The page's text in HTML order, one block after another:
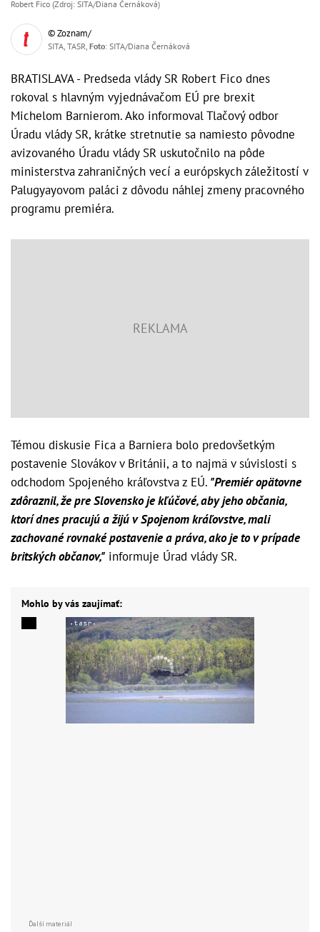
Robert Fico (Zdroj: SITA/Diana Černáková)
© Zoznam/
SITA, TASR, Foto: SITA/Diana Černáková
BRATISLAVA - Predseda vlády SR Robert Fico dnes
rokoval s hlavným vyjednávačom EÚ pre brexit
Michelom Barnierom. Ako informoval Tlačový odbor
Úradu vlády SR, krátke stretnutie sa namiesto pôvodne
avizovaného Úradu vlády SR uskutočnilo na pôde
ministerstva zahraničných vecí a európskych záležitostí v
Palugyayovom paláci z dôvodu náhlej zmeny pracovného
programu premiéra.
Témou diskusie Fica a Barniera bolo predovšetkým
postavenie Slovákov v Británii, a to najmä v súvislosti s
odchodom Spojeného kráľovstva z EÚ. "Premiér opätovne
zdôraznil, že pre Slovensko je kľúčové, aby jeho občania,
ktorí dnes pracujú a žijú v Spojenom kráľovstve, mali
zachované rovnaké postavenie a práva, ako je to v prípade
britských občanov," informuje Úrad vlády SR.
Mohlo by vás zaujímať: